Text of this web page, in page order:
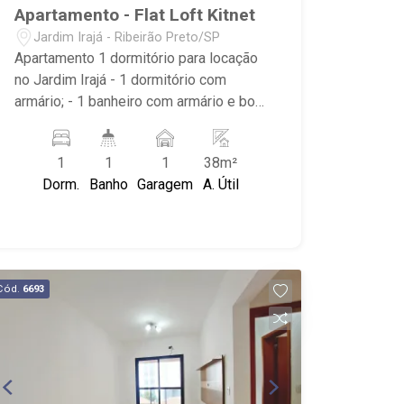
Apartamento - Flat Loft Kitnet
Jardim Irajá - Ribeirão Preto/SP
Apartamento 1 dormitório para locação
no Jardim Irajá - 1 dormitório com
armário; - 1 banheiro com armário e box;
armário; - Área de Serviço; - 1 vaga
coberta; - Próximo ao Savegnago
Supermercado, Parque Municipal Dr.
1
Dorm.
1
Banho
1
Garagem
38m²
A. Útil
6693